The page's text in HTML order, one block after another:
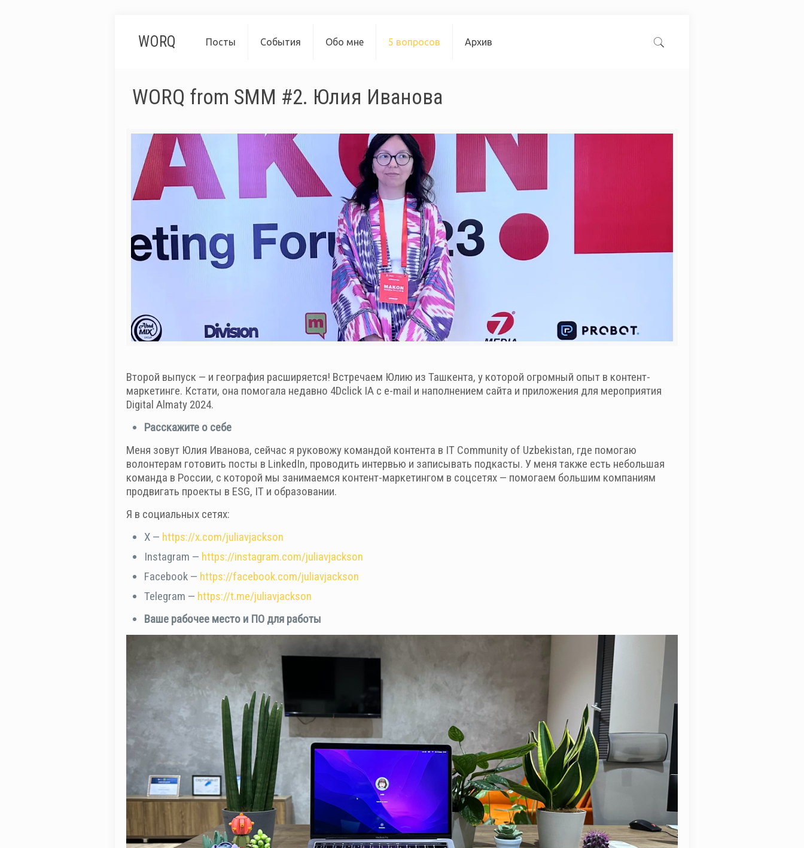
WORQ Посты События Обо мне 5 вопросов Архив
WORQ from SMM #2. Юлия Иванова
Второй выпуск — и география расширяется! Встречаем Юлию из Ташкента, у которой огромный опыт в контент-
маркетинге. Кстати, она помогала недавно 4Dclick IA с e-mail и наполнением сайта и приложения для мероприятия
Digital Almaty 2024.
Расскажите о себе
Меня зовут Юлия Иванова, сейчас я руковожу командой контента в IT Community of Uzbekistan, где помогаю
волонтерам готовить посты в LinkedIn, проводить интервью и записывать подкасты. У меня также есть небольшая
команда в России, с которой мы занимаемся контент-маркетингом в соцсетях — помогаем большим компаниям
продвигать проекты в ESG, IT и образовании.
Я в социальных сетях:
Х — https://x.com/juliavjackson
Instagram — https://instagram.com/juliavjackson
Facebook — https://facebook.com/juliavjackson
Telegram — https://t.me/juliavjackson
Ваше рабочее место и ПО для работы